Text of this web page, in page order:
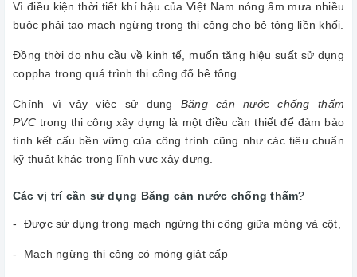
Vì điều kiện thời tiết khí hậu của Việt Nam nóng ẩm mưa nhiều
buộc phải tạo mạch ngừng trong thi công cho bê tông liền khối.
Đồng thời do nhu cầu về kinh tế, muốn tăng hiệu suất sử dụng
coppha trong quá trình thi công đổ bê tông.
Chính vì vậy việc sử dụng Băng cản nước chống thấm
PVCtrong thi công xây dựng là một điều cần thiết để đảm bảo
tính kết cấu bền vững của công trình cũng như các tiêu chuẩn
kỹ thuật khác trong lĩnh vực xây dựng.
Các vị trí cần sử dụng Băng cản nước chống thấm?
- Được sử dụng trong mạch ngừng thi công giữa móng và cột,
- Mạch ngừng thi công có móng giật cấp